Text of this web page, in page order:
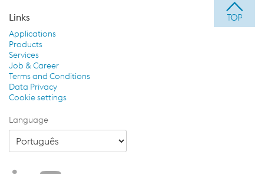
Links
Applications
Products
Services
Job & Career
Terms and Conditions
Data Privacy
Cookie settings
Language